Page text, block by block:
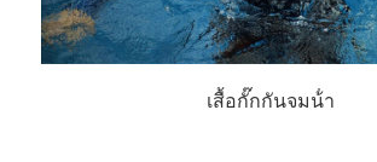
เสื้อกั๊กกันจมน้ํา